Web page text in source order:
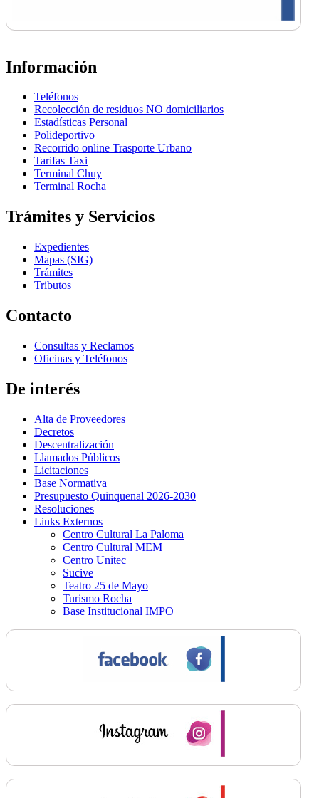
Información
Teléfonos
Recolección de residuos NO domiciliarios
Estadísticas Personal
Polideportivo
Recorrido online Trasporte Urbano
Tarifas Taxi
Terminal Chuy
Terminal Rocha
Trámites y Servicios
Expedientes
Mapas (SIG)
Trámites
Tributos
Contacto
Consultas y Reclamos
Oficinas y Teléfonos
De interés
Alta de Proveedores
Decretos
Descentralización
Llamados Públicos
Licitaciones
Base Normativa
Presupuesto Quinquenal 2026-2030
Resoluciones
Links Externos
Centro Cultural La Paloma
Centro Cultural MEM
Centro Unitec
Sucive
Teatro 25 de Mayo
Turismo Rocha
Base Institucional IMPO